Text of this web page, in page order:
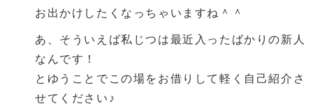
お出かけしたくなっちゃいますね＾＾
あ、そういえば私じつは最近入ったばかりの新人
なんです！
とゆうことでこの場をお借りして軽く自己紹介さ
せてください♪